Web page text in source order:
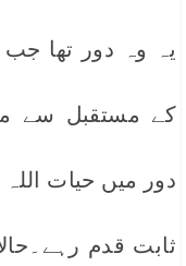
یہ وہ دور تھا جب
کے مستقبل سے
دور میں حیات
ثابت قدم